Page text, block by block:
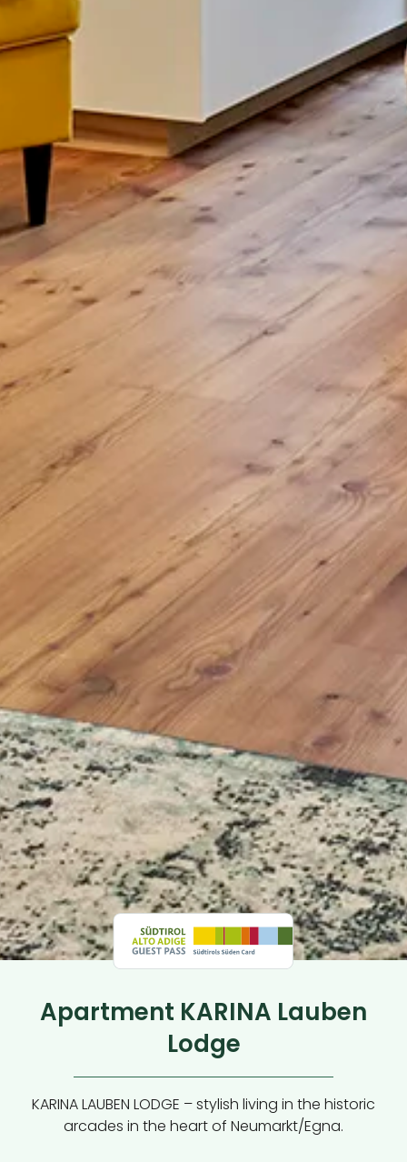
Apartment KARINA Lauben
Lodge
KARINA LAUBEN LODGE – stylish living in the historic
arcades in the heart of Neumarkt/Egna.